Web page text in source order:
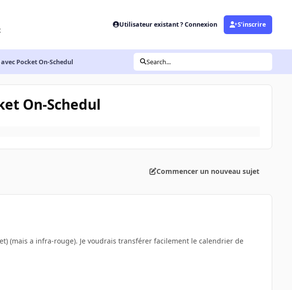
Utilisateur existant ? Connexion S’inscrire
Pocket On-Schedul Search...
On-Schedul
Commencer un nouveau sujet
(mais a infra-rouge). Je voudrais transférer facilement le calendrier de